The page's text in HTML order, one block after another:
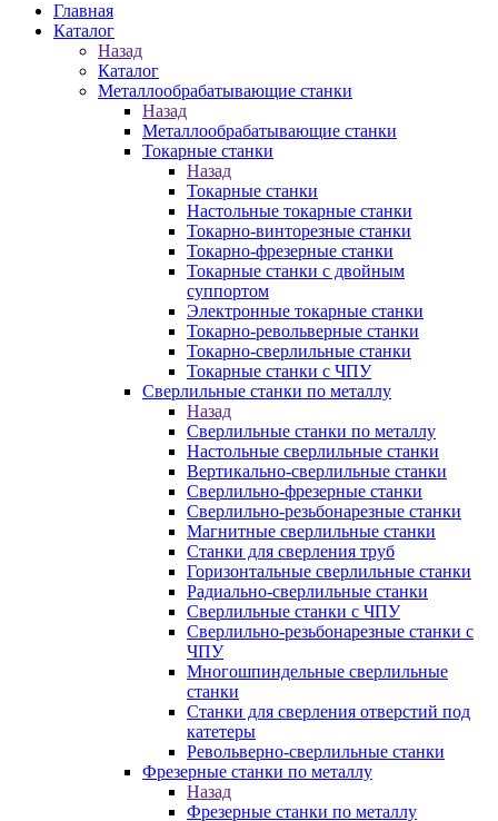
Главная
Каталог
Назад
Каталог
Металлообрабатывающие станки
Назад
Металлообрабатывающие станки
Токарные станки
Назад
Токарные станки
Настольные токарные станки
Токарно-винторезные станки
Токарно-фрезерные станки
Токарные станки с двойным
суппортом
Электронные токарные станки
Токарно-револьверные станки
Токарно-сверлильные станки
Токарные станки с ЧПУ
Сверлильные станки по металлу
Назад
Сверлильные станки по металлу
Настольные сверлильные станки
Вертикально-сверлильные станки
Сверлильно-фрезерные станки
Сверлильно-резьбонарезные станки
Магнитные сверлильные станки
Станки для сверления труб
Горизонтальные сверлильные станки
Радиально-сверлильные станки
Сверлильные станки с ЧПУ
Сверлильно-резьбонарезные станки с
ЧПУ
Многошпиндельные сверлильные
станки
Станки для сверления отверстий под
катетеры
Револьверно-сверлильные станки
Фрезерные станки по металлу
Назад
Фрезерные станки по металлу